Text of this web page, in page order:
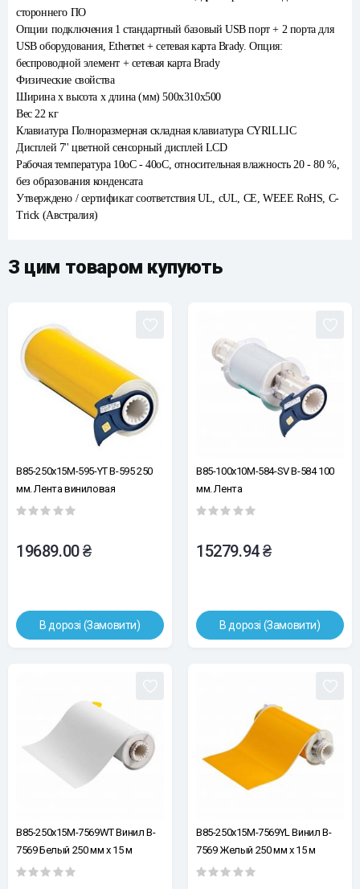
стороннего ПО
Опции подключения 1 стандартный базовый USB порт + 2 порта для
USB оборудования, Ethernet + сетевая карта Brady. Опция:
беспроводной элемент + сетевая карта Brady
Физические свойства
Ширина х высота х длина (мм) 500x310x500
Вес 22 кг
Клавиатура Полноразмерная складная клавиатура CYRILLIC
Дисплей 7'' цветной сенсорный дисплей LCD
Рабочая температура 10оС - 40оС, относительная влажность 20 - 80 %,
без образования конденсата
Утверждено / сертификат соответствия UL, cUL, CE, WEEE RoHS, C-
Trick (Австралия)
З цим товаром купують
B85-250x15M-595-YT B-595 250
мм. Лента виниловая
универсальная желтая. Длина
19689.00 ₴
В дорозі (Замовити)
B85-100x10M-584-SV В-584 100
мм. Лента
световозвращающая
(BBP85/Powermark)
15279.94 ₴
В дорозі (Замовити)
B85-250x15M-7569WT Винил B-
7569 Белый 250 мм x 15 м
(BBP85/Powermark)
B85-250x15M-7569YL Винил B-
7569 Желый 250 мм x 15 м
(BBP85/Powermark)